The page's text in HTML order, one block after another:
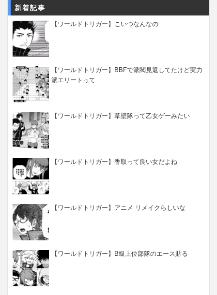
新着記事
【ワールドトリガー】こいつなんなの
【ワールドトリガー】BBFで派閥見返してたけど実力
派エリートって
【ワールドトリガー】草壁隊って乙女ゲーみたい
【ワールドトリガー】香取って良い女だよね
【ワールドトリガー】アニメ リメイクらしいな
【ワールドトリガー】B級上位部隊のエース貼る